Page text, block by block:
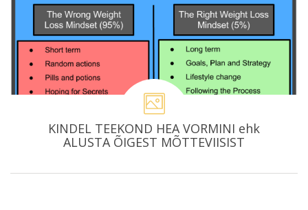
KINDEL TEEKOND HEA VORMINI ehk
ALUSTA ÕIGEST MÕTTEVIISIST